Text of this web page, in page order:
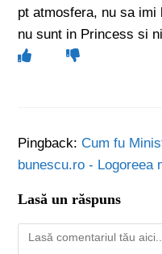
pt atmosfera, nu sa
nu sunt in Princess si
Pingback:Cum fu
bunescu.ro - Logoreea
Lasă un răspuns